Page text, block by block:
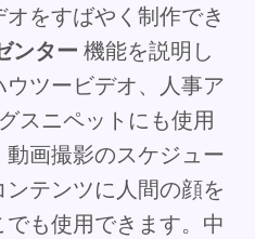
をすばやく制作でき
ンター 機能を説明し
ツービデオ、人事ア
スニペットにも使用
画撮影のスケジュー
テンツに人間の顔を
も使用できます。中